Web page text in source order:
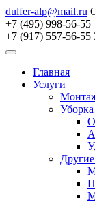
dulfer-alp@mail.ru
+7 (495) 998-56-55
+7 (917) 557-56-55
Главная
Услуги